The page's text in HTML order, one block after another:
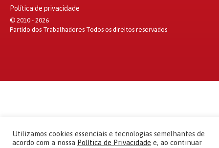
Política de privacidade
© 2010 - 2026
Partido dos Trabalhadores Todos os direitos reservados
Utilizamos cookies essenciais e tecnologias semelhantes de
acordo com a nossa Política de Privacidade e, ao continuar